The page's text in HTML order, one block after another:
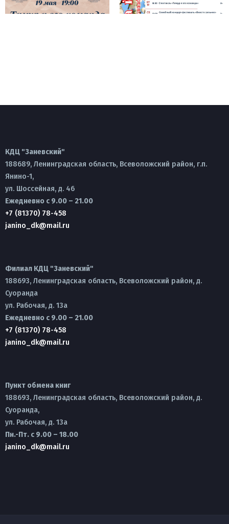
КДЦ "Заневский"
188689, Ленинградская область, Всеволожский район, г.п.
Янино-1,
ул. Шоссейная, д. 46
Ежедневно с 9.00 – 21.00
+7 (81370) 78-458
janino_dk@mail.ru
Филиал КДЦ "Заневский"
188693, Ленинградская область, Всеволожский район, д.
Суоранда
ул. Рабочая, д. 13а
Ежедневно с 9.00 – 21.00
+7 (81370) 78-458
janino_dk@mail.ru
Пункт обмена книг
188693, Ленинградская область, Всеволожский район, д.
Суоранда,
ул. Рабочая, д. 13а
Пн.-Пт. с 9.00 – 18.00
janino_dk@mail.ru